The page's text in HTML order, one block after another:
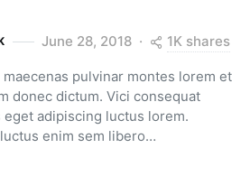
June 28, 2018 1K shares
pulvinar montes lorem et
donec dictum. Vici consequat
eget adipiscing luctus lorem.
enim sem libero…